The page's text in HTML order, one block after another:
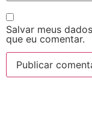
Salvar meus
que eu comentar.